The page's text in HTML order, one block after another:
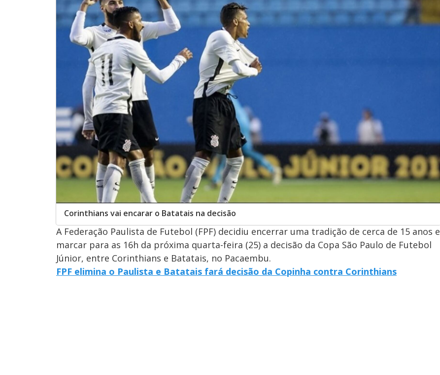
Corinthians vai encarar o Batatais na decisão
A Federação Paulista de Futebol (FPF) decidiu encerrar uma tradição de cerca de 15 anos e
marcar para as 16h da próxima quarta-feira (25) a decisão da Copa São Paulo de Futebol
Júnior, entre Corinthians e Batatais, no Pacaembu.
FPF elimina o Paulista e Batatais fará decisão da Copinha contra Corinthians